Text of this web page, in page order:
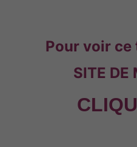
Pour voir ce
SITE DE